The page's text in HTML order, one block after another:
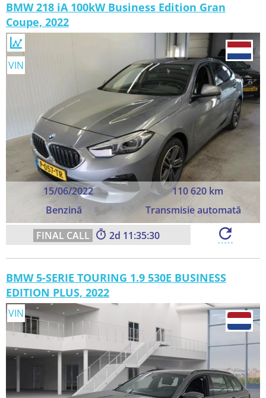
BMW 218 iA 100kW Business Edition Gran
Coupe, 2022
15/06/2022
110 620 km
Benzină
Transmisie automată
VIN
2 11:35:28
BMW 5-SERIE TOURING 1.9 530E BUSINESS
EDITION PLUS, 2022
VIN